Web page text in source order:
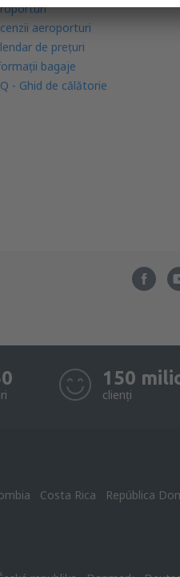
aeroporturi
de prețuri
bagaje
- Ghid de călătorie
150
clienți
Costa Rica República